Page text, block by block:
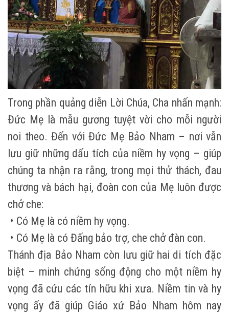
Trong phần quảng diễn Lời Chúa, Cha nhấn mạnh:
Đức Mẹ là mẫu gương tuyệt vời cho mỗi người
noi theo. Đến với Đức Mẹ Bảo Nham – nơi vẫn
lưu giữ những dấu tích của niềm hy vọng – giúp
chúng ta nhận ra rằng, trong mọi thử thách, đau
thương và bách hại, đoàn con của Mẹ luôn được
chở che:
• Có Mẹ là có niềm hy vọng.
• Có Mẹ là có Đấng bảo trợ, che chở đàn con.
Thánh địa Bảo Nham còn lưu giữ hai di tích đặc
biệt – minh chứng sống động cho một niềm hy
vọng đã cứu các tín hữu khi xưa. Niềm tin và hy
vọng ấy đã giúp Giáo xứ Bảo Nham hôm nay